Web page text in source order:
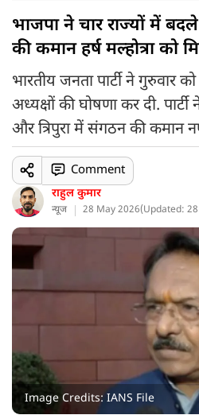
भाजपा ने चार राज्यों में
की कमान हर्ष मल्होत्रा को
भारतीय जनता पार्टी ने गुरुवार
अध्यक्षों की घोषणा कर दी.
और त्रिपुरा में संगठन की कमान
राहुल कुमार
न्यूज 28 May 2026(Updated:
Comment
Image Credits: IANS File